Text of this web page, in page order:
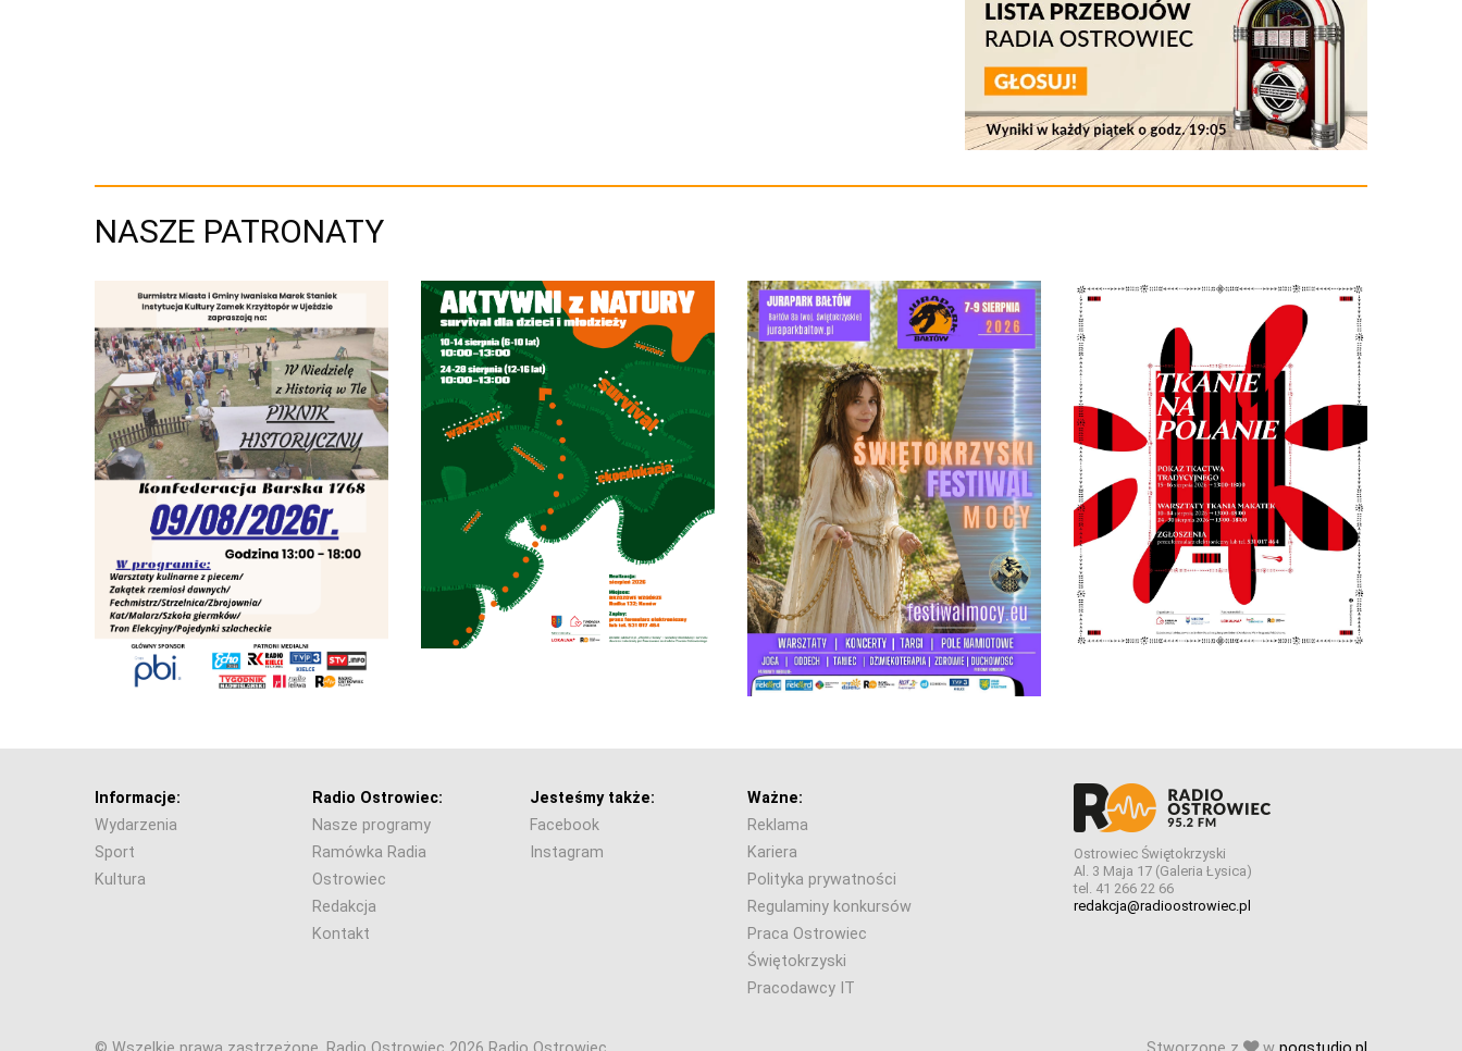
NASZE PATRONATY
Informacje:
Wydarzenia
Sport
Kultura
Radio Ostrowiec:
Nasze programy
Ramówka Radia
Ostrowiec
Redakcja
Kontakt
Jesteśmy także:
Facebook
Instagram
Ważne:
Reklama
Kariera
Polityka prywatności
Regulaminy konkursów
Praca Ostrowiec
Świętokrzyski
Pracodawcy IT
Ostrowiec Świętokrzyski
Al. 3 Maja 17 (Galeria Łysica)
tel. 41 266 22 66
redakcja@radioostrowiec.pl